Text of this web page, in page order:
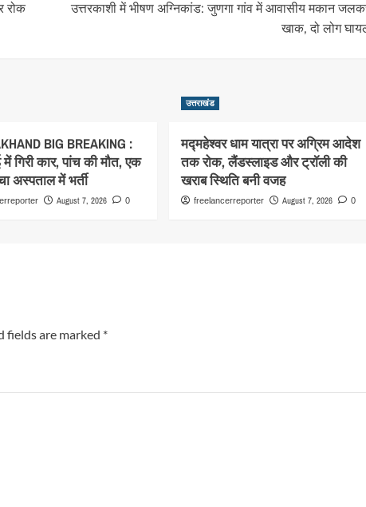
रोक
उत्तरकाशी में भीषण अग्निकांड: जुणगा गांव में आवासीय मकान
खाक, दो लोग
BIG BREAKING :
में गिरी कार, पांच की मौत, एक
अस्पताल में भर्ती
August 7, 2026 0
उत्तराखंड
मद्महेश्वर धाम यात्रा पर अग्रिम आदेश
तक रोक, लैंडस्लाइड और ट्रॉली की
खराब स्थिति बनी वजह
freelancerreporter August 7, 2026 0
fields are marked *